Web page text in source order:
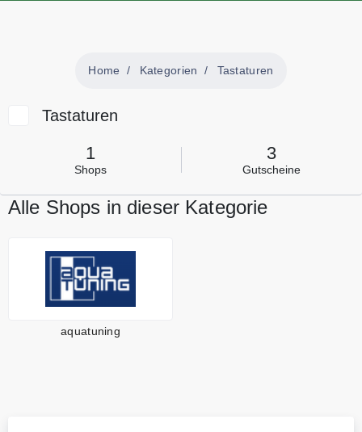
Home Kategorien Tastaturen
Tastaturen
1
Shops
3
Gutscheine
Alle Shops in dieser Kategorie
aquatuning